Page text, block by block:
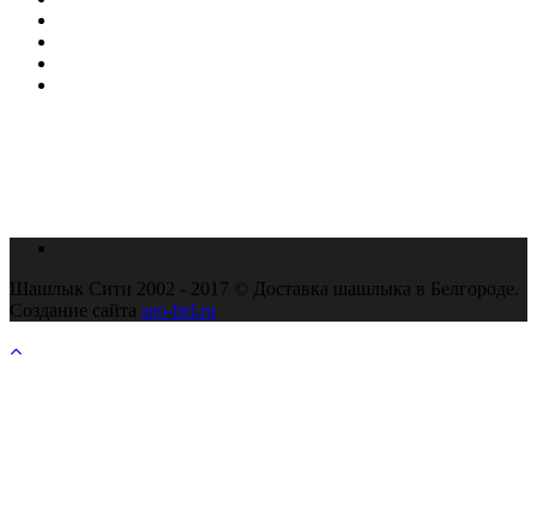
Шашлык Сити 2002 - 2017 © Доставка шашлыка в Белгороде.
Создание сайта seo-bel.ru